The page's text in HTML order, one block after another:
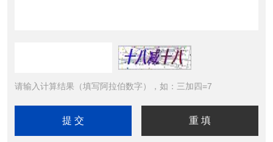
请输入计算结果（填写阿拉伯数字），如：三加四=7